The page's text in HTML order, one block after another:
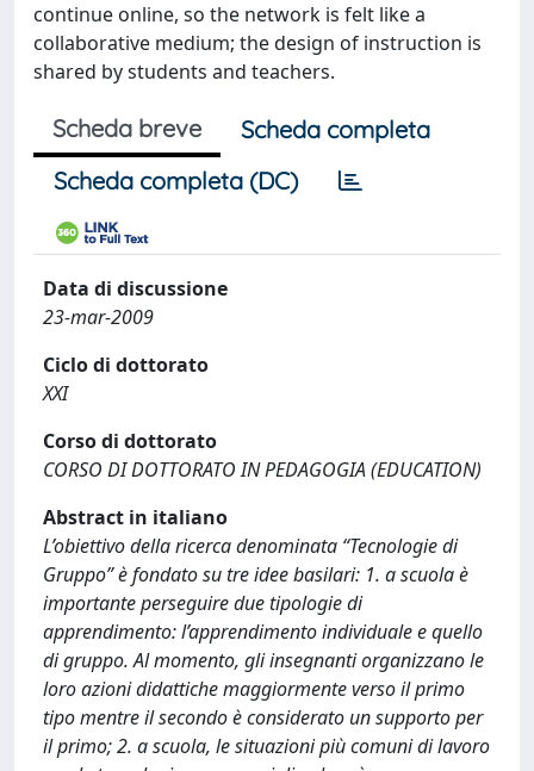
continue online, so the network is felt like a
collaborative medium; the design of instruction is
shared by students and teachers.
Scheda breve
Scheda completa
Scheda completa (DC)
Data di discussione
23-mar-2009
Ciclo di dottorato
XXI
Corso di dottorato
CORSO DI DOTTORATO IN PEDAGOGIA (EDUCATION)
Abstract in italiano
L’obiettivo della ricerca denominata “Tecnologie di
Gruppo” è fondato su tre idee basilari: 1. a scuola è
importante perseguire due tipologie di
apprendimento: l’apprendimento individuale e quello
di gruppo. Al momento, gli insegnanti organizzano le
loro azioni didattiche maggiormente verso il primo
tipo mentre il secondo è considerato un supporto per
il primo; 2. a scuola, le situazioni più comuni di lavoro